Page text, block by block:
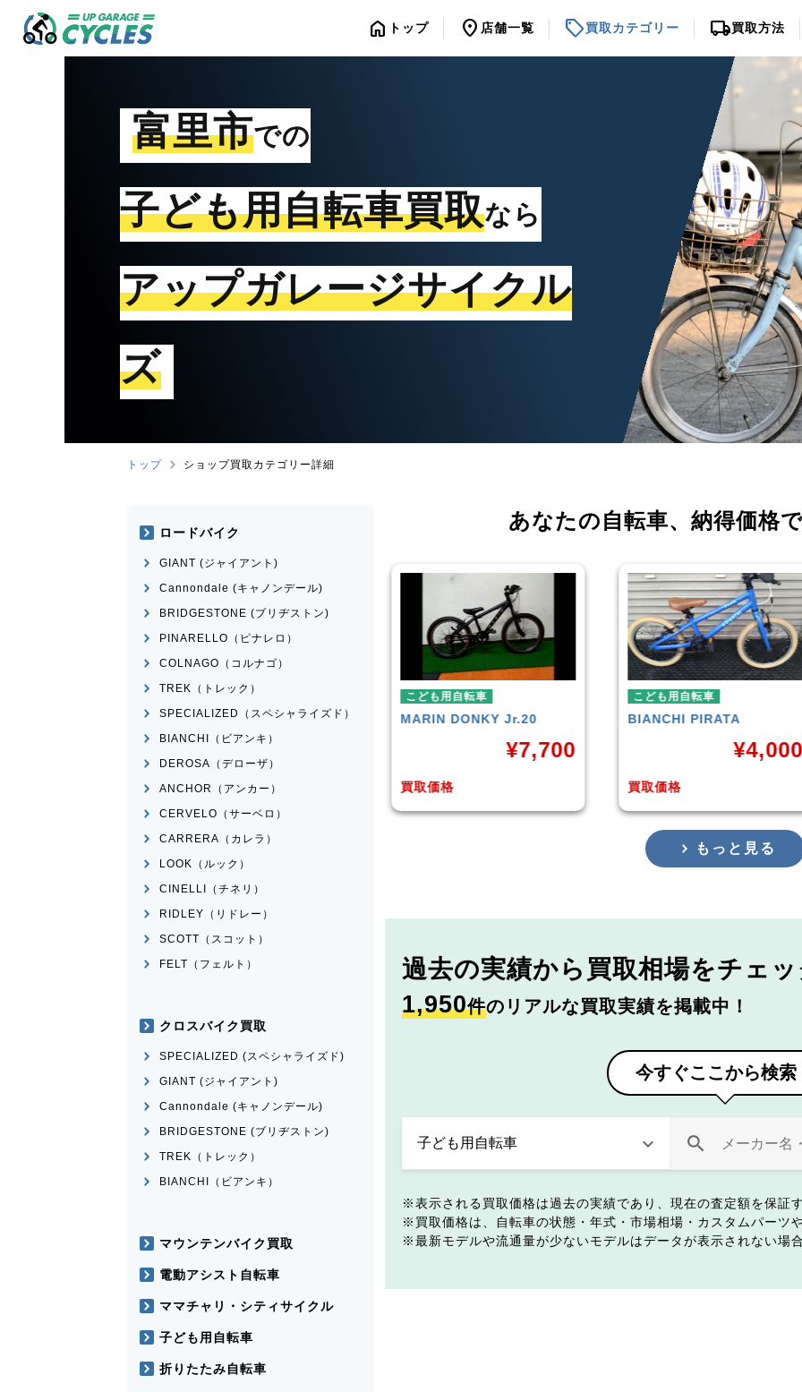
home トップ location_on 店舗一覧 sell買取カテゴリー local_shipping買取方法
富里市での
子ども用自転車買取なら
アップガレージサイクル
ズ
トップ ショップ買取カテゴリー詳細
あなたの自転車、 納得価格
3,874
こども用自転車
MARIN DONKY Jr.20
買取価格
こども用自転車
BIANCHIPIRATA
買取価格
¥4,000
こども用自転車
玉越工業MAHALO
買取価格
¥
もっと見る
過去の実績から 買取相場をチェ
1,950件のリアルな買取実績を掲載中！
今すぐここから検索
表示される買取価格は過去の実績であり、現在の査定額を保証
買取価格は、自転車の状態・年式・市場相場・カスタムパーツ
最新モデルや流通量が少ないモデルはデータが表示されない場
ロードバイク
GIANT (ジャイアント)
Cannondale (キャノンデール)
BRIDGESTONE (ブリヂストン)
PINARELLO（ピナレロ）
COLNAGO（コルナゴ）
TREK（トレック）
SPECIALIZED（スペシャライズド）
BIANCHI（ビアンキ）
DEROSA（デローザ）
ANCHOR（アンカー）
CERVELO（サーベロ）
CARRERA（カレラ）
LOOK（ルック）
CINELLI（チネリ）
RIDLEY（リドレー）
SCOTT（スコット）
FELT（フェルト）
クロスバイク買取
SPECIALIZED (スペシャライズド)
GIANT (ジャイアント)
Cannondale (キャノンデール)
BRIDGESTONE (ブリヂストン)
TREK（トレック）
BIANCHI（ビアンキ）
マウンテンバイク買取
電動アシスト自転車
ママチャリ・シティサイクル
子ども用自転車
折りたたみ自転車